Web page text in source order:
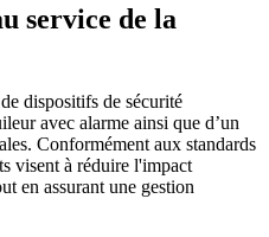
service de la
dispositifs de sécurité
avec alarme ainsi que d’un
Conformément aux standards
visent à réduire l'impact
en assurant une gestion